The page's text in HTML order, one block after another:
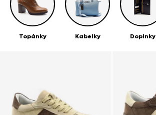
Topánky Kabelky Doplnky